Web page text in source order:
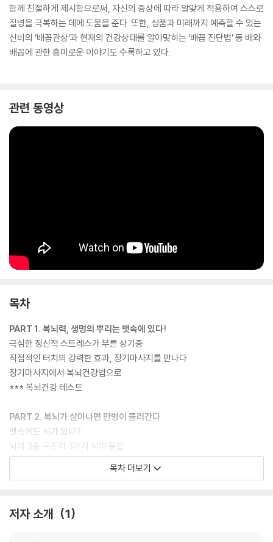
함께 친절하게 제시함으로써, 자신의 증상에 따라 알맞게 적용하여 스스로
질병을 극복하는 데에 도움을 준다. 또한, 성품과 미래까지 예측할 수 있는
신비의 ‘배꼽관상’과 현재의 건강상태를 알아맞히는 ‘배꼽 진단법’ 등 배와
배꼽에 관한 흥미로운 이야기도 수록하고 있다.
관련 동영상
목차
PART 1. 복뇌력, 생명의 뿌리는 뱃속에 있다!
극심한 정신적 스트레스가 부른 상기증
직접적인 터치의 강력한 효과, 장기마사지를 만나다
장기마사지에서 복뇌건강법으로
*** 복뇌건강 테스트
PART 2. 복뇌가 살아나면 만병이 물러간다
뱃속에도 뇌가 있다?
뇌의 3층 구조와 3가지 뇌의 통합
복뇌는 생명뇌인 뇌간과 직접 통한다
감정을 조절해주는 행복호르몬, 세로토닌
목차 더보기
저자 소개 1